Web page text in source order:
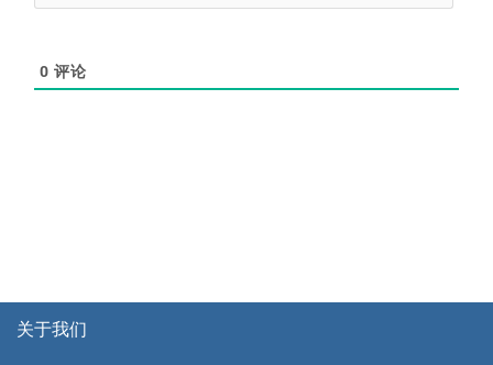
0 评论
关于我们